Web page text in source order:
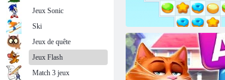
Jeux Sonic
Ski
Jeux de quête
Jeux Flash
Match 3 jeux